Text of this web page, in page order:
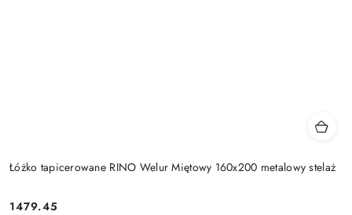
Łóżko tapicerowane RINO Welur Miętowy 160x200 metalowy stelaż
1479.45